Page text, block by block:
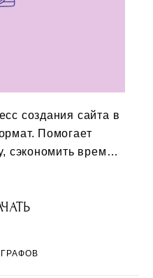
создания сайта в
Помогает
сэкономить время и